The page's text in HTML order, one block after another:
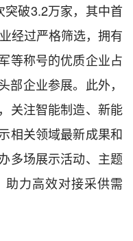
突破3.2万家，其中首
经过严格筛选，拥有
等称号的优质企业占
部企业参展。此外，
关注智能制造、新能
相关领域最新成果和
多场展示活动、主题
力高效对接采供需